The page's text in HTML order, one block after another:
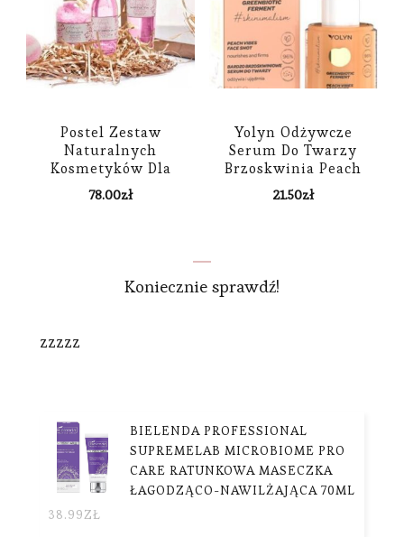
Postel Zestaw
Naturalnych
Kosmetyków Dla
Kobiet
78.00zł
Yolyn Odżywcze
Serum Do Twarzy
Brzoskwinia Peach
Vibes Face Shot 20Ml
21.50zł
Koniecznie sprawdź!
zzzzz
BIELENDA PROFESSIONAL
SUPREMELAB MICROBIOME PRO
CARE RATUNKOWA MASECZKA
ŁAGODZĄCO-NAWILŻAJĄCA 70ML
38.99ZŁ